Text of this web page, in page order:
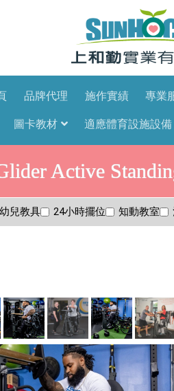
品牌代理 施作實績 專業
圖卡教材 適應體育設施設備
Active
幼兒教具 24小時擺位 知動教室